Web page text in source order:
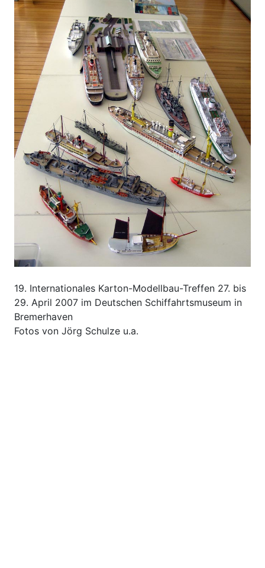
19. Internationales Karton-Modellbau-Treffen 27. bis
29. April 2007 im Deutschen Schiffahrtsmuseum in
Bremerhaven
Fotos von Jörg Schulze u.a.